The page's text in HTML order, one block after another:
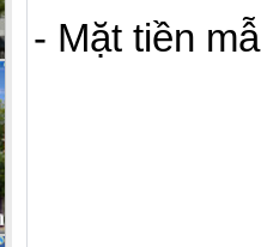
- Mặt tiền